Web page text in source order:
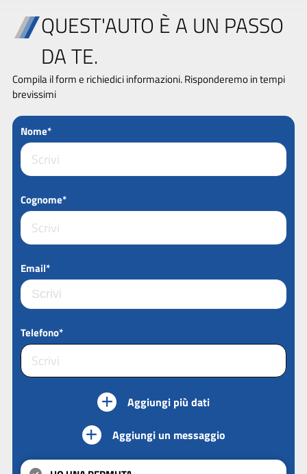
QUEST'AUTO È A UN PASSO
DA TE.
Compila il form e richiedici informazioni. Risponderemo in tempi
brevissimi
Nome*
Cognome*
Email*
Telefono*
Aggiungi più dati
Aggiungi un messaggio